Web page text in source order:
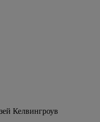
Келвингроув